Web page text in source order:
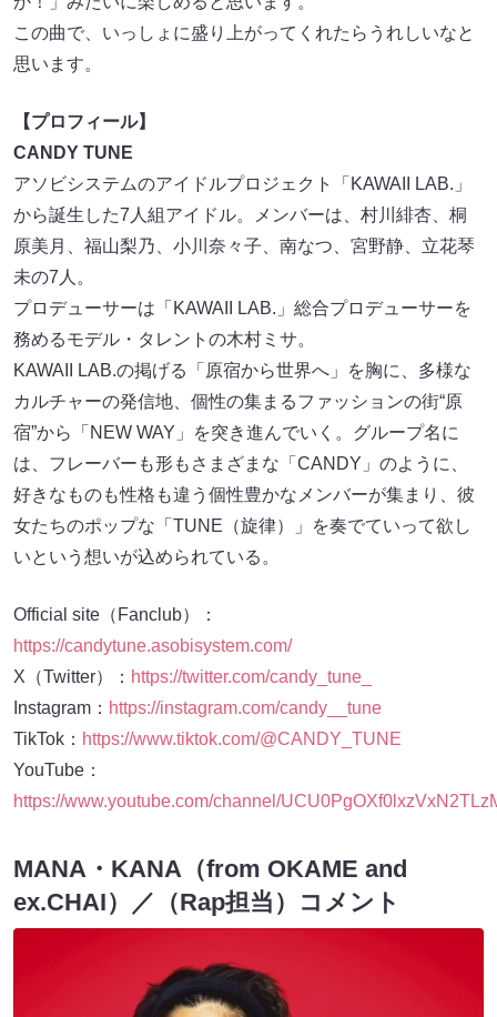
この曲で、いっしょに盛り上がってくれたらうれしいなと
思います。
CANDY TUNE
アソビシステムのアイドルプロジェクト「KAWAII LAB.」
から誕生した7人組アイドル。メンバーは、村川緋杏、桐
原美月、福山梨乃、小川奈々子、南なつ、宮野静、立花琴
未の7人。
プロデューサーは「KAWAII LAB.」総合プロデューサーを
務めるモデル・タレントの木村ミサ。
KAWAII LAB.の掲げる「原宿から世界へ」を胸に、多様な
カルチャーの発信地、個性の集まるファッションの街“原
宿”から「NEW WAY」を突き進んでいく。グループ名に
は、フレーバーも形もさまざまな「CANDY」のように、
好きなものも性格も違う個性豊かなメンバーが集まり、彼
女たちのポップな「TUNE（旋律）」を奏でていって欲し
いという想いが込められている。
https://candytune.asobisystem.com/
X（Twitter）：https://twitter.com/candy_tune_
Instagram：
https://instagram.com/candy__tune
TikTok：https://www.tiktok.com/@CANDY_TUNE
YouTube：
https://www.youtube.com/channel/
ex.CHAI）／（Rap担当）コメント